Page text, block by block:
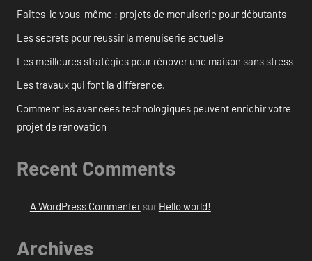
Faites-le vous-même : projets de menuiserie pour débutants
Les secrets pour réussir la menuiserie actuelle
Les meilleures stratégies pour rénover une maison sans stress
Les travaux qui font la différence.
Comment les avancées technologiques peuvent enrichir votre
projet de rénovation
Recent Comments
A WordPress Commentersur Hello world!
Archives